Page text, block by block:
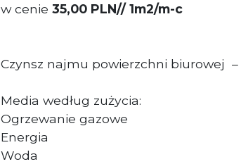
w cenie 35,00 PLN// 1m2/m-c
Czynsz najmu powierzchni biurowej –
Media według zużycia:
Ogrzewanie gazowe
Energia
Woda